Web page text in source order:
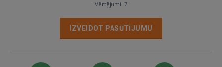
Vērtējumi: 7
IZVEIDOT PASŪTĪJUMU